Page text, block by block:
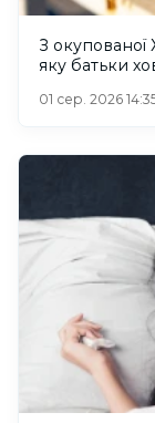
З
яку батьки
01 сер. 2026